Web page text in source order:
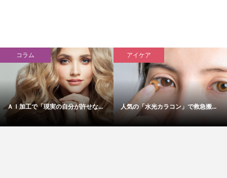
コラム
ＡＩ加工で「現実の自分が許せな...
アイケア
人気の「水光カラコン」で救急搬...